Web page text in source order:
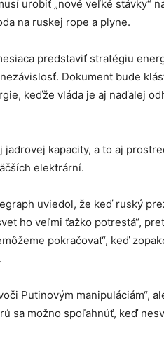
urobiť „nové veľké stávky“
na ruskej rope a plyne.
predstaviť stratégiu
Dokument bude
keďže vláda je aj naďalej
kapacity, a to aj
elektrární.
uviedol, že keď ruský
ho veľmi ťažko potrestá“,
pokračovať“, keď
Putinovým manipuláciám“,
sa možno spoľahnúť, keď